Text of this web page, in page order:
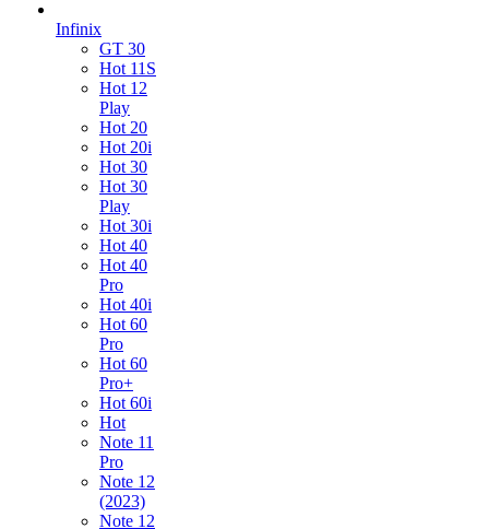
Infinix
GT 30
Hot 11S
Hot 12
Play
Hot 20
Hot 20i
Hot 30
Hot 30
Play
Hot 30i
Hot 40
Hot 40
Pro
Hot 40i
Hot 60
Pro
Hot 60
Pro+
Hot 60i
Hot
Note 11
Pro
Note 12
(2023)
Note 12